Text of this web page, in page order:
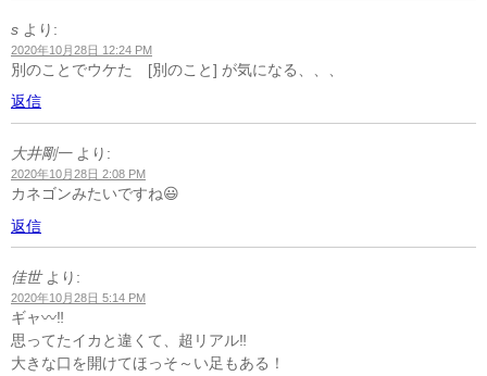
s より:
2020年10月28日 12:24 PM
別のことでウケた [別のこと] が気になる、、、
返信
大井剛一 より:
2020年10月28日 2:08 PM
カネゴンみたいですね😃
返信
佳世 より:
2020年10月28日 5:14 PM
ギャ〰️‼️
思ってたイカと違くて、超リアル‼️
大きな口を開けてほっそ～い足もある！